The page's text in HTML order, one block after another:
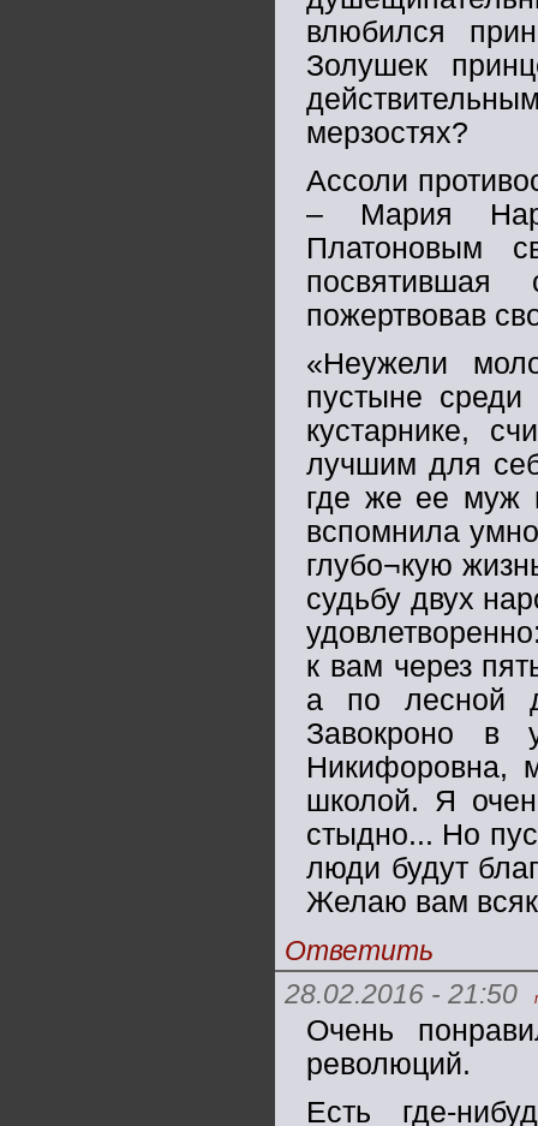
влюбился
Золушек
мерзостях?
Ассоли
– Мария
Платоновым
пожертвовав
«Неужели
пустыне
кустарнике,
лучшим для
где же ее муж
вспомнила
глубо¬кую
судьбу двух
к вам через
а по лесной
Завокроно в
Никифоровна,
школой. Я
стыдно... Но
люди будут
Желаю вам
Ответить
28.02.2016 - 21:50
Очень
революций.
Есть где-